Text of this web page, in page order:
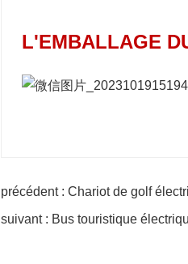
L'EMBALLAGE
précédent : Chariot de golf
suivant : Bus touristique